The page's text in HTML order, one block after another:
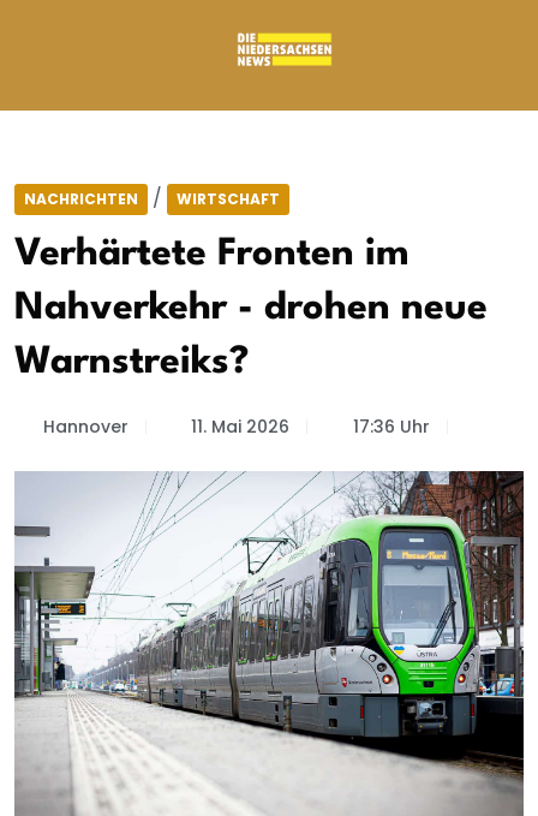
NACHRICHTEN / WIRTSCHAFT
Verhärtete Fronten im
Nahverkehr - drohen neue
Warnstreiks?
Hannover 11. Mai 2026 17:36 Uhr